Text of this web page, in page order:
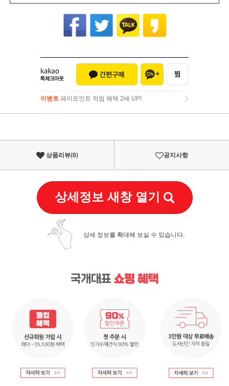
이벤트 페이포인트 적립 혜택 2배 UP!
이벤트페이포인트 적립 혜택 2배 UP!
상품리뷰(0) 공지사항
상세정보 새창 열기
상세 정보를 확대해 보실 수 있습니다.